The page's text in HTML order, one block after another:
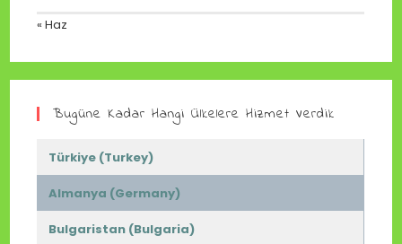
« Haz
Bugüne Kadar Hangi Ülkelere Hizmet Verdik
Türkiye (Turkey)
Almanya (Germany)
Bulgaristan (Bulgaria)